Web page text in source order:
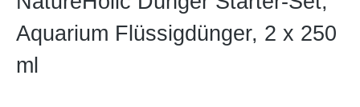
Aquarium Flüssigdünger, 2 x 250
ml